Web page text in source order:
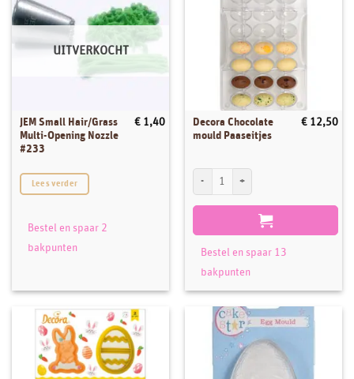
UITVERKOCHT
JEM Small Hair/Grass
Multi-Opening Nozzle
#233
€ 1,40
Lees verder
Bestel en spaar 2
bakpunten
Decora Chocolate
mould Paaseitjes
€ 12,50
Decora Chocolate mould Paaseitjes
Bestel en spaar 13
bakpunten